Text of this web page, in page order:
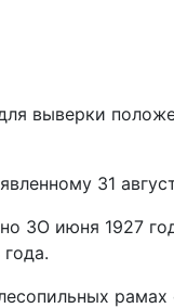
выверки
31
ЗО июня 1927